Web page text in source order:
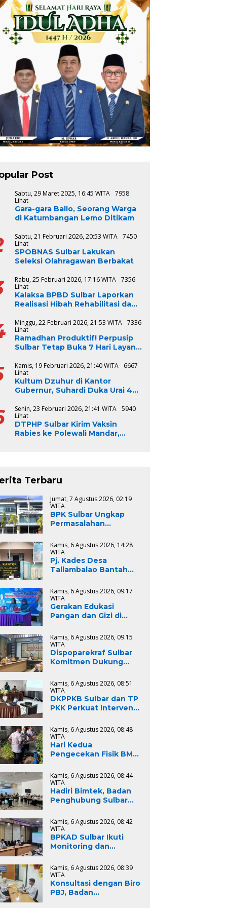
Post
Sabtu, 29 Maret 2025, 16:45 WITA
7958
Lihat
Gara-gara Ballo, Seorang Warga
di Katumbangan Lemo Ditikam
Sabtu, 21 Februari 2026, 20:53 WITA
7450
Lihat
SPOBNAS Sulbar Lakukan
Seleksi Olahragawan Berbakat
Rabu, 25 Februari 2026, 17:16 WITA
7356
Lihat
Kalaksa BPBD Sulbar Laporkan
Realisasi Hibah Rehabilitasi dan
2024-2025, Capai 100 Persen
Minggu, 22 Februari 2026, 21:53 WITA
7336
Lihat
Ramadhan Produktif! Perpusip
Sulbar Tetap Buka 7 Hari Layani
Kamis, 19 Februari 2026, 21:40 WITA
6667
Lihat
Kultum Dzuhur di Kantor
Gubernur, Suhardi Duka Urai 4
Senin, 23 Februari 2026, 21:41 WITA
5940
Lihat
DTPHP Sulbar Kirim Vaksin
Rabies ke Polewali Mandar,
Terbaru
Jumat, 7 Agustus 2026, 02:19
WITA
BPK Sulbar Ungkap
Permasalahan
Kakako, dari
Kemahalan Hingga
Indikasi Keuntungan
Tidak Wajar Sebesar
Kamis, 6 Agustus 2026, 14:28
WITA
Pj. Kades Desa
Tallambalao Bantah
APBDesa 2025 Tak
Terialisasi
Kamis, 6 Agustus 2026, 09:17
WITA
Gerakan Edukasi
Pangan dan Gizi di
Pengetahuan dan
Keterampilan Keluarga
dalam Pemenuhan Gizi
Kamis, 6 Agustus 2026, 09:15
WITA
Dispoparekraf Sulbar
Komitmen Dukung
TPB/SDGs Sulawesi
Barat
Kamis, 6 Agustus 2026, 08:51
WITA
DKPPKB Sulbar dan TP
PKK Perkuat Intervensi
Mamasa, Wujudkan
Generasi Sulbar Maju
dan Sejahtera
Kamis, 6 Agustus 2026, 08:48
WITA
Hari Kedua
Pengecekan Fisik BMD,
Percepat Proses
Lelang dan
Penghapusan Aset
Daerah
Kamis, 6 Agustus 2026, 08:44
WITA
Hadiri Bimtek, Badan
Penghubung Sulbar
Kompetensi ASN dalam
Pelaporan SPT Masa
PPN Gunakan Aplikasi
Coretax
Kamis, 6 Agustus 2026, 08:42
WITA
BPKAD Sulbar Ikuti
Monitoring dan
2026 untuk Optimalkan
Kinerja dan Penyerapan
Anggaran
Kamis, 6 Agustus 2026, 08:39
WITA
Konsultasi dengan Biro
PBJ, Badan